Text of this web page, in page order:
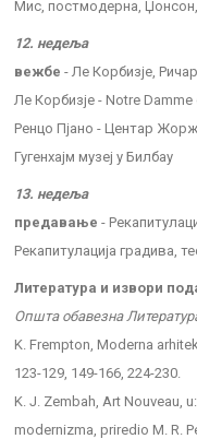
Мис, постмодерна,
12. недеља
вежбе - Ле Корбизје,
Ле Корбизје - Notre
Ренцо Пјано - Центар
Гугенхајм музеј у Билбау
13. недеља
предавање -
Рекапитулација градива,
Литература и извори
Општа обавезна
K. Frempton, Moderna
123-129, 149-166, 224-230.
K. J. Zembah, Art Nouveau,
modernizma, priredio M. R.